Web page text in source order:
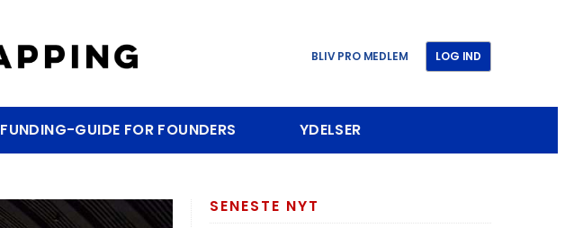
BLIV PRO MEDLEM LOG IND
FUNDING-GUIDE FOR FOUNDERS YDELSER
SENESTE NYT